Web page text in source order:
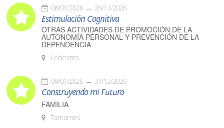
08/01/2026 26/11/2026
Estimulación Cognitiva
OTRAS ACTIVIDADES DE PROMOCIÓN DE LA
AUTONOMÍA PERSONAL Y PREVENCIÓN DE LA
DEPENDENCIA
Ledesma
09/01/2026 31/12/2026
Construyendo mi Futuro
FAMILIA
Tamames